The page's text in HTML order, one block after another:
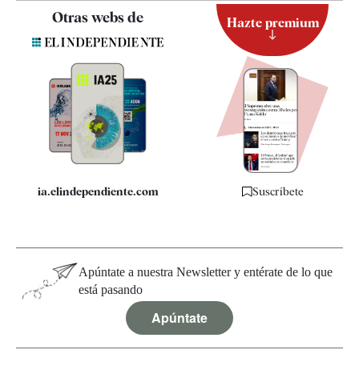
Contacto
Quiénes somos
Especificaciones
Otras webs de
ia.elindependiente.com
Hazte premium
Suscríbete
Apúntate a nuestra Newsletter y entérate de lo que
está pasando
Apúntate